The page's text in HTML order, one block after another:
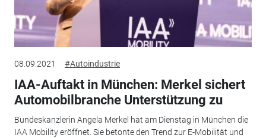
08.09.2021 #Autoindustrie
IAA-Auftakt in München: Merkel sichert
Automobilbranche Unterstützung zu
Bundeskanzlerin Angela Merkel hat am Dienstag in München die
IAA Mobility eröffnet. Sie betonte den Trend zur E-Mobilität und